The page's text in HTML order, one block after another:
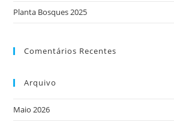
Planta Bosques 2025
Comentários Recentes
Arquivo
Maio 2026